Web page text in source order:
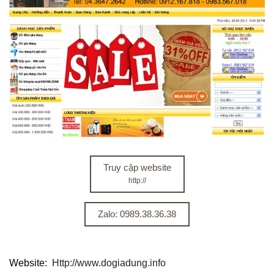
Truy cập website
http://
Zalo: 0989.38.36.38
Website: Http://www.dogiadung.info